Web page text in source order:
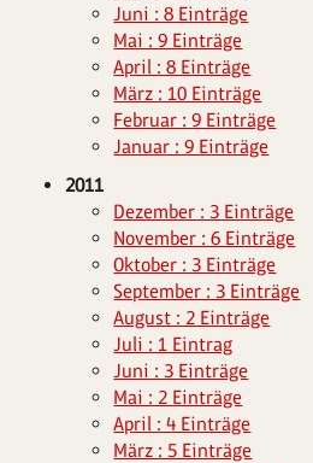
Juni : 8 Einträge
Mai : 9 Einträge
April : 8 Einträge
März : 10 Einträge
Februar : 9 Einträge
Januar : 9 Einträge
2011
Dezember : 3 Einträge
November : 6 Einträge
Oktober : 3 Einträge
September : 3 Einträge
August : 2 Einträge
Juli : 1 Eintrag
Juni : 3 Einträge
Mai : 2 Einträge
April : 4 Einträge
März : 5 Einträge